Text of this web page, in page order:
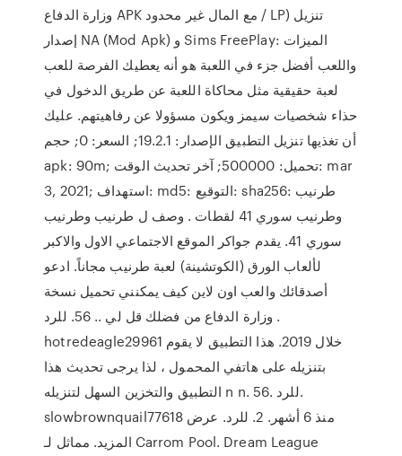
وزارة الدفاع APK مع المال غير محدود / LP) تنزيل
إصدار NA (Mod Apk) و Sims FreePlay: الميزات
واللعب أفضل جزء في اللعبة هو أنه يعطيك الفرصة للعب
لعبة حقيقية مثل محاكاة اللعبة عن طريق الدخول في
حذاء شخصيات سيمز ويكون مسؤولا عن رفاهيتهم. عليك
أن تغذيها تنزيل التطبيق الإصدار: 19.2.1; السعر: 0; حجم
apk: 90m; تحميل: 500000; آخر تحديث الوقت: mar
3, 2021; استهداف: md5: التوقيع: sha256: طرنيب
وطرنيب سوري 41 لقطات . وصف ل طرنيب وطرنيب
سوري 41. يقدم جواكر الموقع الاجتماعي الاول والاكبر
لألعاب الورق (الكوتشينة) لعبة طرنيب مجاناً. ادعو
أصدقائك والعب اون لاين كيف يمكنني تحميل نسخة
وزارة الدفاع من فضلك قل لي .. 56. للرد .
hotredeagle29961 خلال 2019. هذا التطبيق لا يقوم
بتنزيله على هاتفي المحمول ، لذا يرجى تحديث هذا
التطبيق والتخزين السهل لتنزيله n n. 56. للرد.
slowbrownquail77618 منذ 6 أشهر. 2. للرد. عرض
المزيد. مماثل لـ Carrom Pool. Dream League